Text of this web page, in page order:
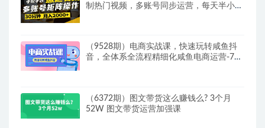
制热门视频，多账号同步运营，每天半小时
（9528期）电商实战课，快速玩转咸鱼抖
音，全体系全流程精细化咸鱼电商运营-71
（6372期）图文带货这么赚钱么? 3个月
52W 图文带货运营加强课